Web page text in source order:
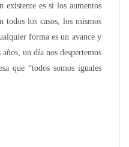
existente es si los aumentos
todos los casos, los mismos
forma es un avance y
un día nos despertemos
que “todos somos iguales